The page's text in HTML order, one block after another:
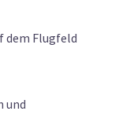
dem Flugfeld
und